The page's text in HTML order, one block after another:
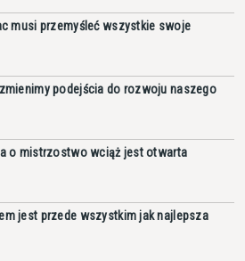
musi przemyśleć wszystkie swoje
podejścia do rozwoju naszego
o mistrzostwo wciąż jest otwarta
jest przede wszystkim jak najlepsza